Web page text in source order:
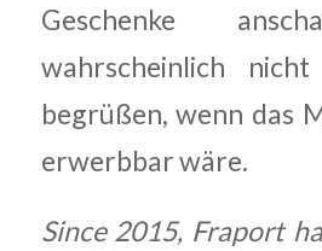
Geschenke
wahrscheinlich
begrüßen, wenn das
erwerbbar wäre.
Since 2015, Fraport